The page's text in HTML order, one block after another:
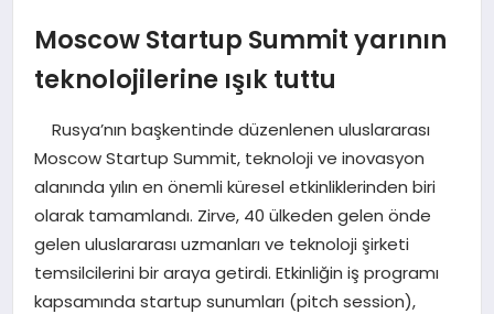
DÜNYA
SEYAHAT
TEKNOLOJI
YAŞAM
Moscow Startup Summit yarının
teknolojilerine ışık tuttu
Rusya’nın başkentinde düzenlenen uluslararası
Moscow Startup Summit, teknoloji ve inovasyon
alanında yılın en önemli küresel etkinliklerinden biri
olarak tamamlandı. Zirve, 40 ülkeden gelen önde
gelen uluslararası uzmanları ve teknoloji şirketi
temsilcilerini bir araya getirdi. Etkinliğin iş programı
kapsamında startup sunumları (pitch session),